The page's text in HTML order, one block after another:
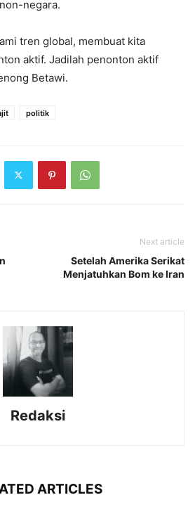
negara.
tren global, membuat kita
aktif. Jadilah penonton aktif
Betawi.
politik
Next article
Setelah Amerika Serikat
Menjatuhkan Bom ke Iran
Redaksi
ARTICLES